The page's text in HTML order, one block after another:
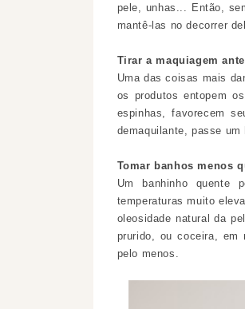
pele, unhas... Então,
mantê-las no decorrer
Tirar a maquiagem
Uma das coisas mais
os produtos entopem
espinhas, favorecem
demaquilante, passe
Tomar banhos menos
Um banhinho quente
temperaturas muito
oleosidade natural da
prurido, ou coceira,
pelo menos.